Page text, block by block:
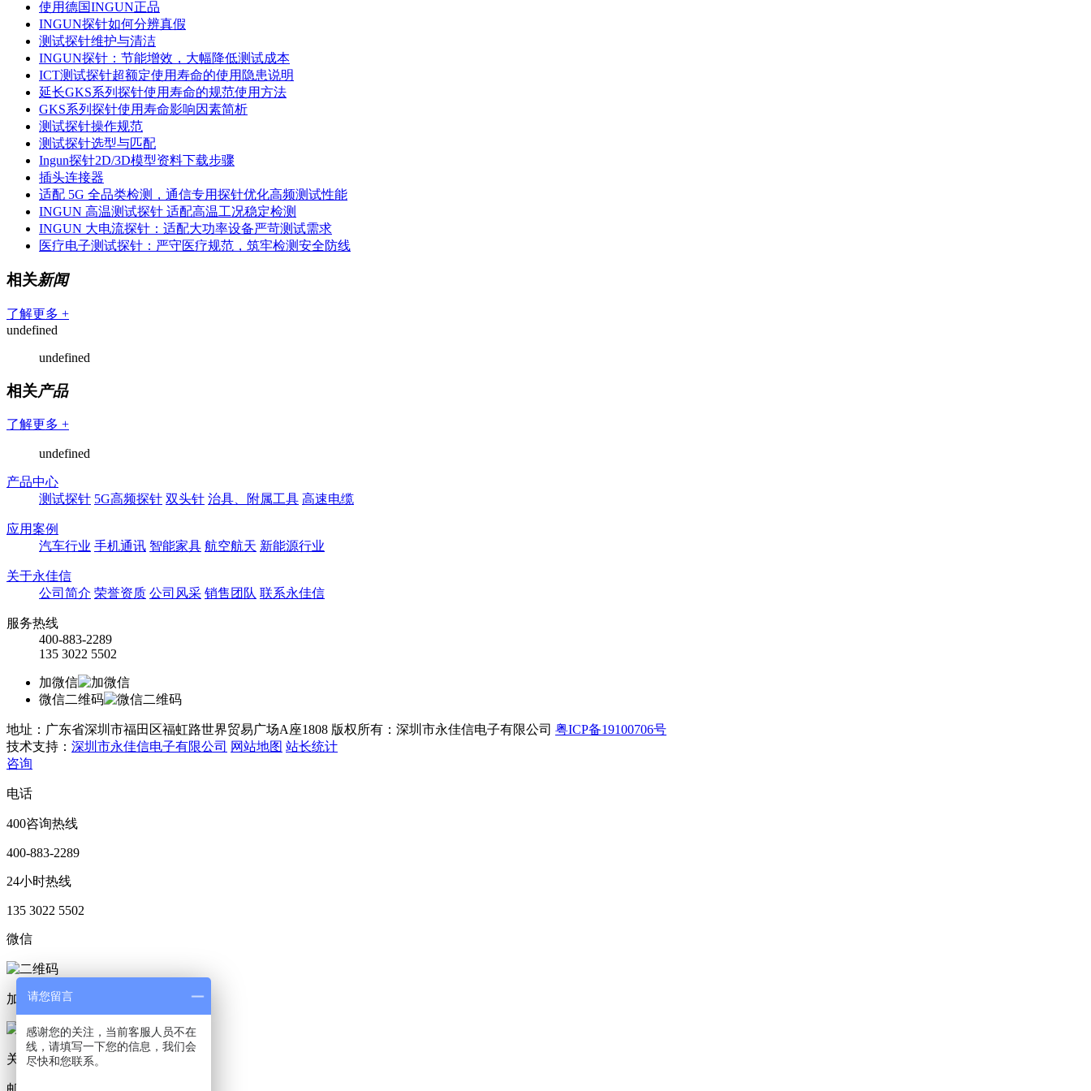
使用德国INGUN正品
INGUN探针如何分辨真假
测试探针维护与清洁
INGUN探针：节能增效，大幅降低测试成本
ICT测试探针超额定使用寿命的使用隐患说明
延长GKS系列探针使用寿命的规范使用方法
GKS系列探针使用寿命影响因素简析
测试探针操作规范
测试探针选型与匹配
Ingun探针2D/3D模型资料下载步骤
插头连接器
适配 5G 全品类检测，通信专用探针优化高频测试性能
INGUN 高温测试探针 适配高温工况稳定检测
INGUN 大电流探针：适配大功率设备严苛测试需求
医疗电子测试探针：严守医疗规范，筑牢检测安全防线
相关新闻
了解更多 +
undefined
undefined
相关产品
了解更多 +
undefined
产品中心
测试探针 5G高频探针 双头针 治具、附属工具 高速电缆
应用案例
汽车行业 手机通讯 智能家具 航空航天 新能源行业
关于永佳信
公司简介 荣誉资质 公司风采 销售团队 联系永佳信
服务热线
400-883-2289
135 3022 5502
加微信
微信二维码
地址：广东省深圳市福田区福虹路世界贸易广场A座1808 版权所有：深圳市永佳信电子有限公司 粤ICP备19100706号
技术支持： 深圳市永佳信电子有限公司 网站地图 站长统计
咨询
电话
400咨询热线
400-883-2289
24小时热线
135 3022 5502
微信
加微信
关注微信
请您留言
感谢您的关注，当前客服人员不在
线，请填写一下您的信息，我们会
尽快和您联系。